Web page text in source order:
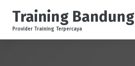
p
Training Bandung
Provider Training Terpercaya